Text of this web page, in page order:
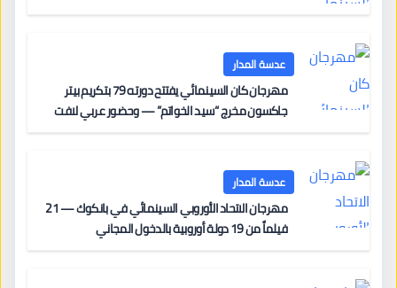
عدسة المدار
مهرجان كان السينمائي يفتتح دورته 79 بتكريم بيتر
جاكسون مخرج “سيد الخواتم” — وحضور عربي لافت
عدسة المدار
مهرجان الاتحاد الأوروبي السينمائي في بانكوك — 21
فيلماً من 19 دولة أوروبية بالدخول المجاني